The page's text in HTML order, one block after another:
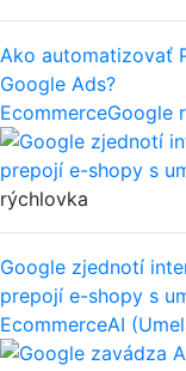
Ako automatizovať
Google Ads?
EcommerceGoogle
rýchlovka
Google zjednotí
prepojí e-shopy s
EcommerceAI